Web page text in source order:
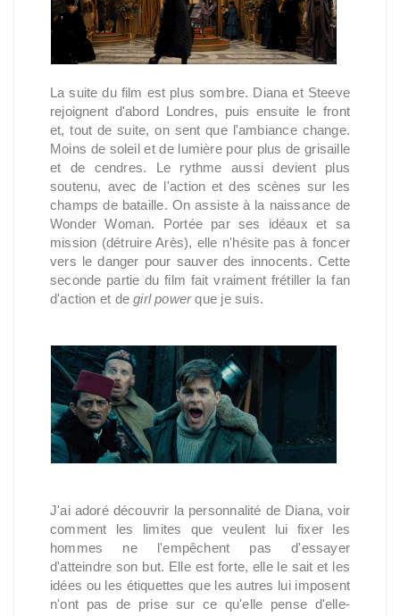
La suite du film est plus sombre. Diana et Steeve
rejoignent d'abord Londres, puis ensuite le front
et, tout de suite, on sent que l'ambiance change.
Moins de soleil et de lumière pour plus de grisaille
et de cendres. Le rythme aussi devient plus
soutenu, avec de l'action et des scènes sur les
champs de bataille. On assiste à la naissance de
Wonder Woman. Portée par ses idéaux et sa
mission (détruire Arès), elle n'hésite pas à foncer
vers le danger pour sauver des innocents. Cette
seconde partie du film fait vraiment frétiller la fan
d'action et degirl powerque je suis.
J'ai adoré découvrir la personnalité de Diana, voir
comment les limites que veulent lui fixer les
hommes ne l'empêchent pas d'essayer
d'atteindre son but. Elle est forte, elle le sait et les
idées ou les étiquettes que les autres lui imposent
n'ont pas de prise sur ce qu'elle pense d'elle-